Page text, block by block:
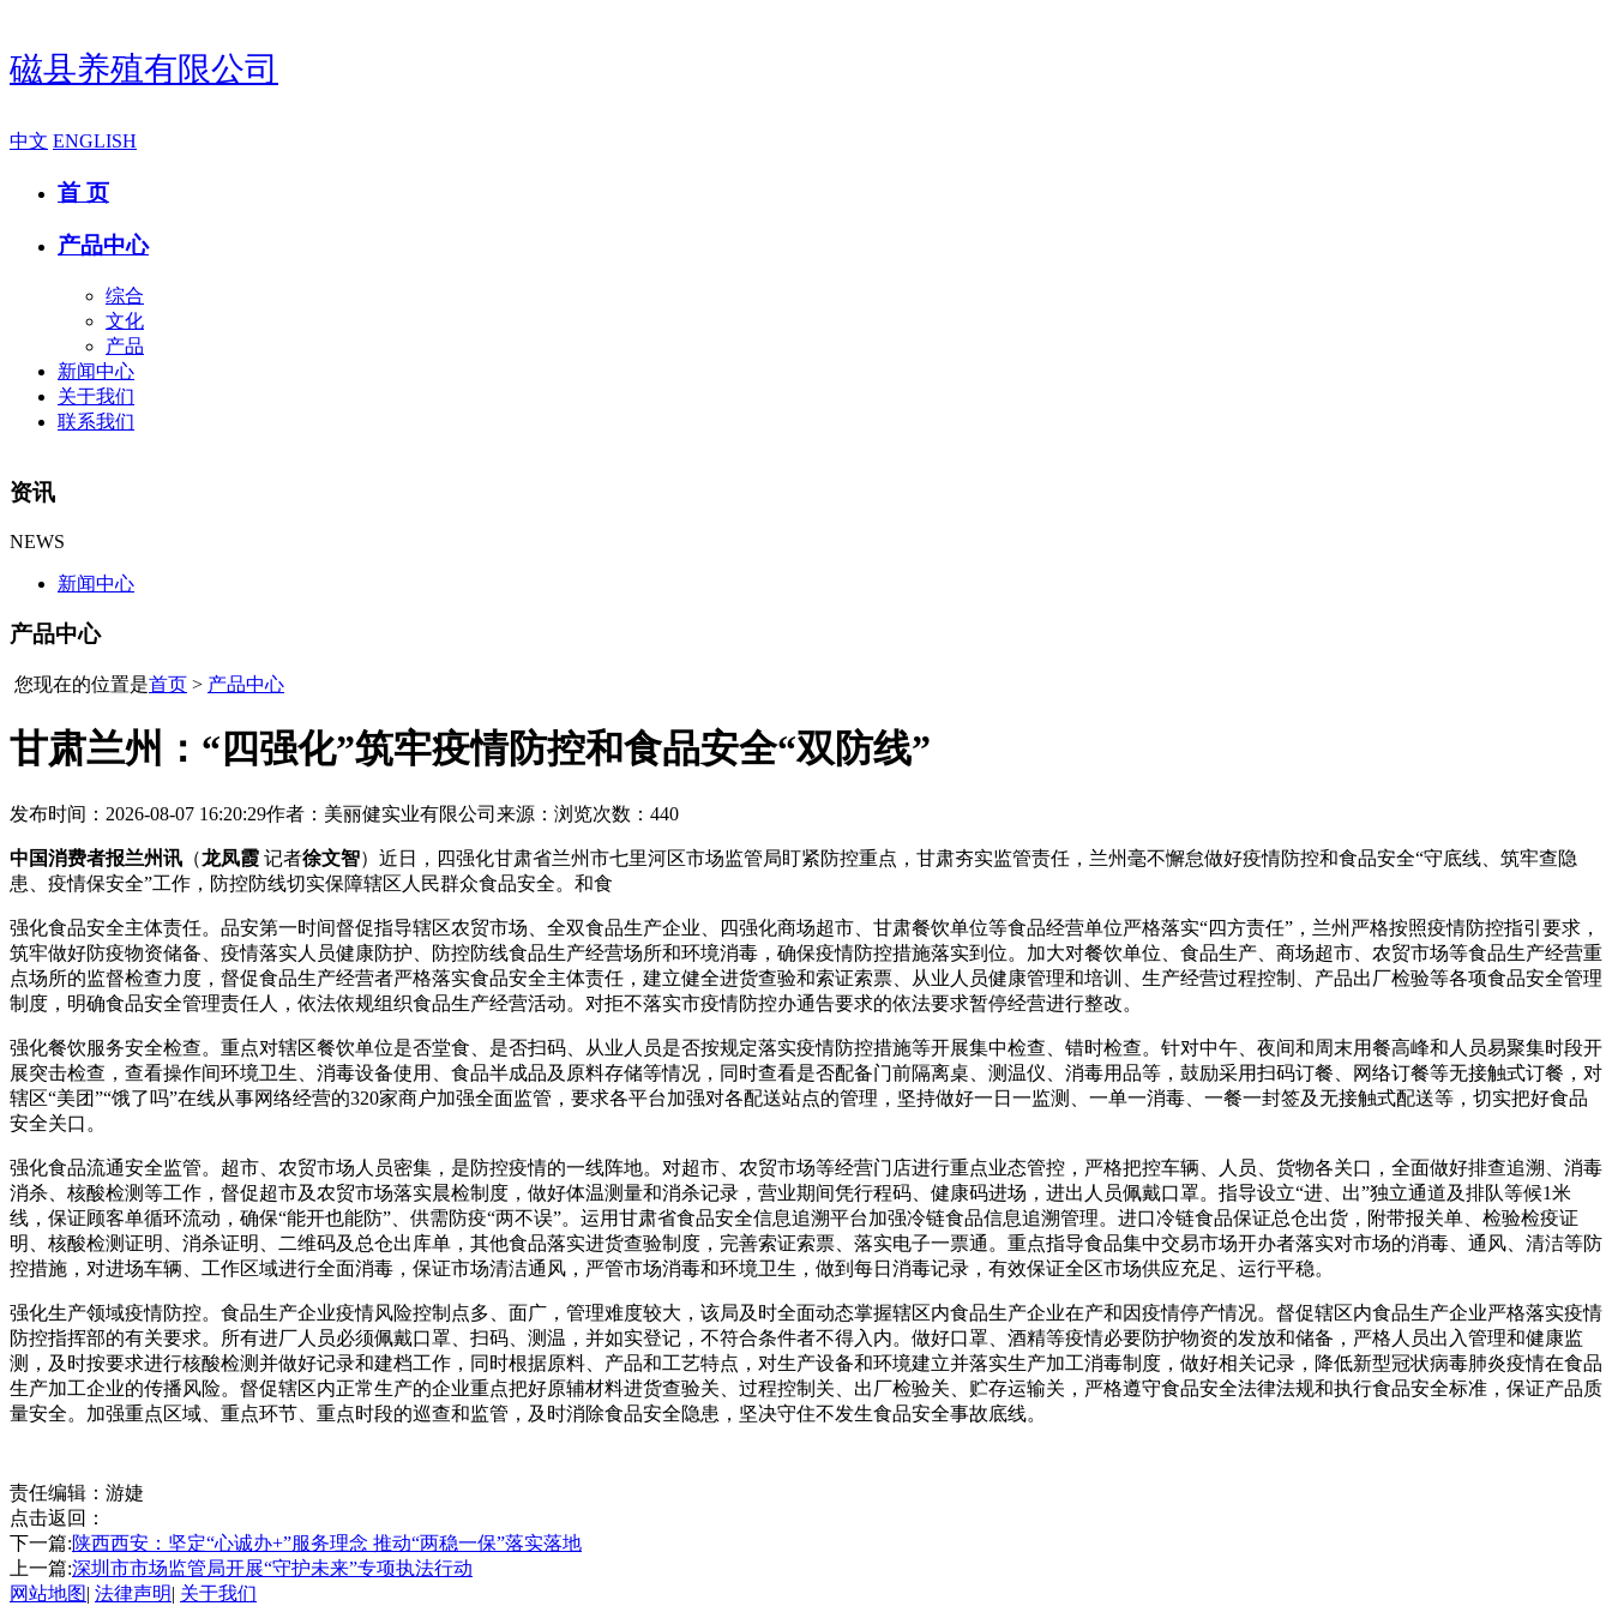
磁县养殖有限公司
中文 ENGLISH
首 页
产品中心
综合
文化
产品
新闻中心
关于我们
联系我们
资讯
NEWS
新闻中心
产品中心
您现在的位置是首页 > 产品中心
甘肃兰州：“四强化”筑牢疫情防控和食品安全“双防线”
发布时间：2026-08-07 16:20:29作者：美丽健实业有限公司 来源： 浏览次数：440
中国消费者报兰州讯 （龙凤霞 记者徐文智）近日，四强化甘肃省兰州市七里河区市场监管局盯紧防控重点，甘肃夯实监管责任，兰州毫不懈怠做好疫情防控和食品安全“守底线、筑牢查隐
患、疫情保安全”工作，防控防线切实保障辖区人民群众食品安全。和食
强化食品安全主体责任。品安第一时间督促指导辖区农贸市场、全双食品生产企业、四强化商场超市、甘肃餐饮单位等食品经营单位严格落实“四方责任”，兰州严格按照疫情防控指引要求，
筑牢做好防疫物资储备、疫情落实人员健康防护、防控防线食品生产经营场所和环境消毒，确保疫情防控措施落实到位。加大对餐饮单位、食品生产、商场超市、农贸市场等食品生产经营重
点场所的监督检查力度，督促食品生产经营者严格落实食品安全主体责任，建立健全进货查验和索证索票、从业人员健康管理和培训、生产经营过程控制、产品出厂检验等各项食品安全管理
制度，明确食品安全管理责任人，依法依规组织食品生产经营活动。对拒不落实市疫情防控办通告要求的依法要求暂停经营进行整改。
强化餐饮服务安全检查。重点对辖区餐饮单位是否堂食、是否扫码、从业人员是否按规定落实疫情防控措施等开展集中检查、错时检查。针对中午、夜间和周末用餐高峰和人员易聚集时段开
展突击检查，查看操作间环境卫生、消毒设备使用、食品半成品及原料存储等情况，同时查看是否配备门前隔离桌、测温仪、消毒用品等，鼓励采用扫码订餐、网络订餐等无接触式订餐，对
辖区“美团”“饿了吗”在线从事网络经营的320家商户加强全面监管，要求各平台加强对各配送站点的管理，坚持做好一日一监测、一单一消毒、一餐一封签及无接触式配送等，切实把好食品
安全关口。
强化食品流通安全监管。超市、农贸市场人员密集，是防控疫情的一线阵地。对超市、农贸市场等经营门店进行重点业态管控，严格把控车辆、人员、货物各关口，全面做好排查追溯、消毒
消杀、核酸检测等工作，督促超市及农贸市场落实晨检制度，做好体温测量和消杀记录，营业期间凭行程码、健康码进场，进出人员佩戴口罩。指导设立“进、出”独立通道及排队等候1米
线，保证顾客单循环流动，确保“能开也能防”、供需防疫“两不误”。运用甘肃省食品安全信息追溯平台加强冷链食品信息追溯管理。进口冷链食品保证总仓出货，附带报关单、检验检疫证
明、核酸检测证明、消杀证明、二维码及总仓出库单，其他食品落实进货查验制度，完善索证索票、落实电子一票通。重点指导食品集中交易市场开办者落实对市场的消毒、通风、清洁等防
控措施，对进场车辆、工作区域进行全面消毒，保证市场清洁通风，严管市场消毒和环境卫生，做到每日消毒记录，有效保证全区市场供应充足、运行平稳。
强化生产领域疫情防控。食品生产企业疫情风险控制点多、面广，管理难度较大，该局及时全面动态掌握辖区内食品生产企业在产和因疫情停产情况。督促辖区内食品生产企业严格落实疫情
防控指挥部的有关要求。所有进厂人员必须佩戴口罩、扫码、测温，并如实登记，不符合条件者不得入内。做好口罩、酒精等疫情必要防护物资的发放和储备，严格人员出入管理和健康监
测，及时按要求进行核酸检测并做好记录和建档工作，同时根据原料、产品和工艺特点，对生产设备和环境建立并落实生产加工消毒制度，做好相关记录，降低新型冠状病毒肺炎疫情在食品
生产加工企业的传播风险。督促辖区内正常生产的企业重点把好原辅材料进货查验关、过程控制关、出厂检验关、贮存运输关，严格遵守食品安全法律法规和执行食品安全标准，保证产品质
量安全。加强重点区域、重点环节、重点时段的巡查和监管，及时消除食品安全隐患，坚决守住不发生食品安全事故底线。
责任编辑：游婕
点击返回：
下一篇:陕西西安：坚定“心诚办+”服务理念 推动“两稳一保”落实落地
上一篇:深圳市市场监管局开展“守护未来”专项执法行动
网站地图| 法律声明| 关于我们